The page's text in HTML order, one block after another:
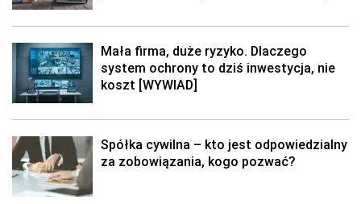
Mała firma, duże ryzyko. Dlaczego
system ochrony to dziś inwestycja, nie
koszt [WYWIAD]
Spółka cywilna – kto jest odpowiedzialny
za zobowiązania, kogo pozwać?